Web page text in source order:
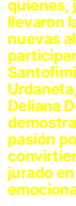
quienes,
llevaron
nuevas
Deliana
pasión
jurado